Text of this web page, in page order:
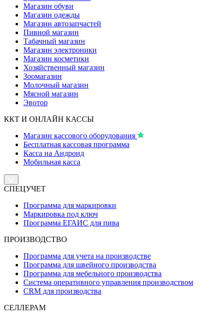
Магазин обуви
Магазин одежды
Магазин автозапчастей
Пивной магазин
Табачный магазин
Магазин электроники
Магазин косметики
Хозяйственный магазин
Зоомагазин
Молочный магазин
Мясной магазин
Эвотор
ККТ И ОНЛАЙН КАССЫ
Магазин кассового оборудования
Бесплатная кассовая программа
Касса на Андроид
Мобильная касса
СПЕЦУЧЕТ
Программа для маркировки
Маркировка под ключ
Программа ЕГАИС для пива
ПРОИЗВОДСТВО
Программа для учета на производстве
Программа для швейного производства
Программа для мебельного производства
Система оперативного управления производством
CRM для производства
СЕЛЛЕРАМ